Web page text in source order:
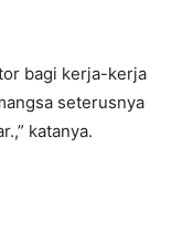
bagi kerja-kerja
seterusnya
katanya.